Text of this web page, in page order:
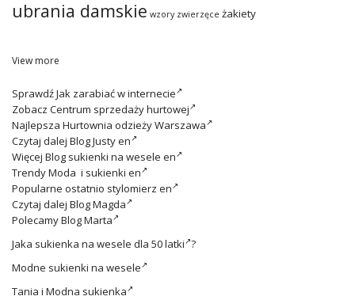
ubrania damskie wzory zwierzęce żakiety
View more
SprawdźJak zarabiać w internecie
Zobacz Centrum sprzedaży hurtowej
Najlepsza Hurtownia odzieży Warszawa
Czytaj dalej Blog Justy en
Więcej Blog sukienki na wesele en
TrendyModa i sukienki en
Popularne ostatnio stylomierz en
Czytaj dalej Blog Magda
PolecamyBlog Marta
Jaka sukienka na wesele dla 50 latki ?
Modne sukienki na wesele
Tania i Modna sukienka